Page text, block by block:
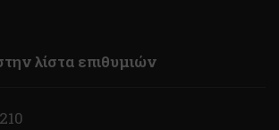
λίστα επιθυμιών